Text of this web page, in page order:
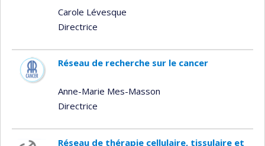
Carole Lévesque
Directrice
Réseau de recherche sur le cancer
Anne-Marie Mes-Masson
Directrice
Réseau de thérapie cellulaire, tissulaire et